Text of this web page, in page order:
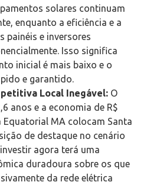
solares continuam
enquanto a eficiência e a
painéis e inversores
Isso significa
inicial é mais baixo e o
e garantido.
Local Inegável: O
anos e a economia de R$
Equatorial MA colocam Santa
de destaque no cenário
agora terá uma
duradoura sobre os que
da rede elétrica